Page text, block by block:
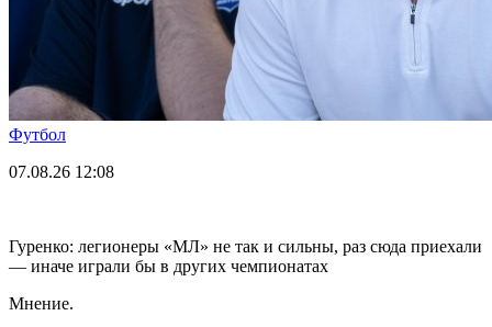
Футбол
07.08.26 12:08
Гуренко: легионеры «МЛ» не так и сильны, раз сюда приехали
— иначе играли бы в других чемпионатах
Мнение.